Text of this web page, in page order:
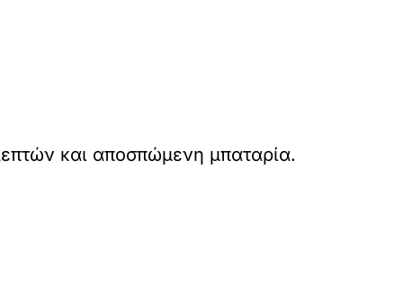
και αποσπώμενη μπαταρία.